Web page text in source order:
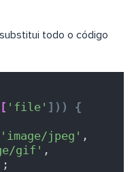
todo o código
'file' ])) {
'image/jpeg'
gif'
;